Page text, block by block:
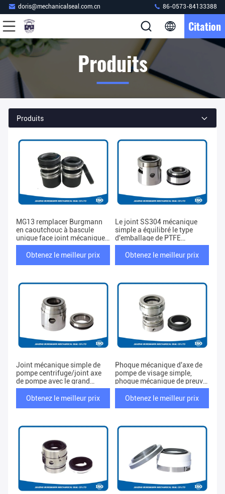
doris@mechanicalseal.com.cn 86-0573-84133388
Citation
Produits
Produits
MG13 remplacer Burgmann
en caoutchouc à bascule
unique face joint mécanique
fabriqué par Jiaxing
Burgmann
Obtenez le meilleur prix
Le joint SS304 mécanique
simple a équilibré le type
d'emballage de PTFE
OEM/ODM disponible
Obtenez le meilleur prix
Joint mécanique simple de
pompe centrifuge/joint axe
de pompe avec le grand
ressort
Obtenez le meilleur prix
Phoque mécanique d'axe de
pompe de visage simple,
phoque mécanique de preuve
de fuite de pompe à eau
d'égout
Obtenez le meilleur prix